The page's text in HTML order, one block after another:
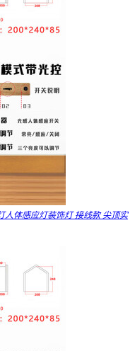
人体感应灯装饰灯 接线款 尖顶实